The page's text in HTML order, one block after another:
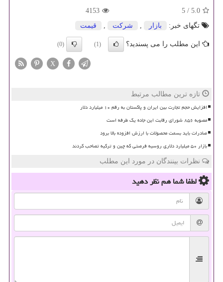
5.0
/
5
4153
تگهای خبر:
بازار شركت قیمت
این مطلب را می پسندید؟ (1)
(0)
X
تازه ترین مطالب مرتبط
افزایش حجم تجارت بین ایران و پاکستان به رقم ۱۰ میلیارد دلار
مصوبه ۸۵۶ شورای رقابت این جاده یک طرفه است
صادرات باید بسمت محصولات با ارزش افزوده بالا برود
بازار ۵۰ میلیارد دلاری روسیه فرصتی که چین و ترکیه تصاحب کردند
نظرات بینندگان در مورد این مطلب
لطفا شما همنظر دهید